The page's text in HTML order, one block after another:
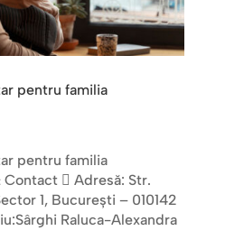
pentru familia
pentru familia
 Adresă: Str.
1, Bucureşti – 010142
Raluca-Alexandra